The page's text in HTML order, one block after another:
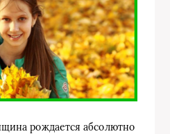
рождается абсолютно